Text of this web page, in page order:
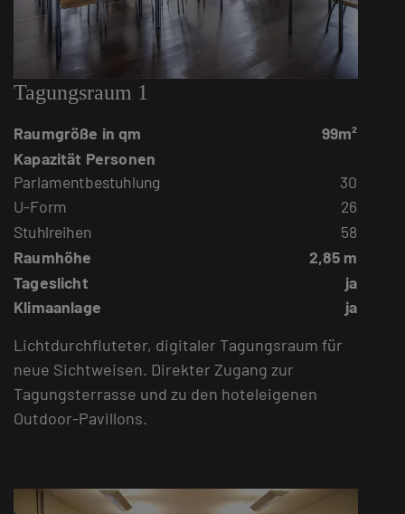
Tagungsraum 1
Raumgröße in qm
99m²
Kapazität Personen
Parlamentbestuhlung
30
U-Form
26
Stuhlreihen
58
Raumhöhe
2,85 m
Tageslicht
ja
Klimaanlage
ja
Lichtdurchfluteter, digitaler Tagungsraum für
neue Sichtweisen. Direkter Zugang zur
Tagungsterrasse und zu den hoteleigenen
Outdoor-Pavillons.